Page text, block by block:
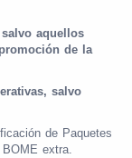
aquellos
de la
salvo
de Paquetes
extra.